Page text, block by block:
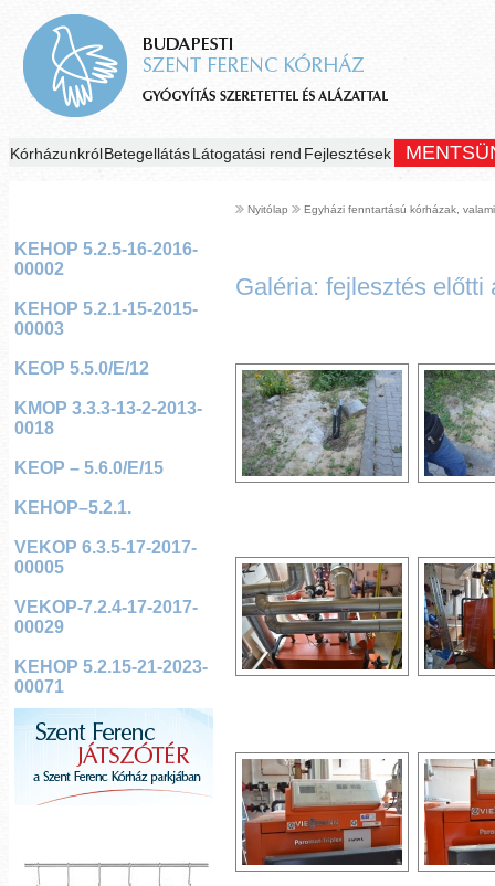
KórházunkrólBetegellátásLátogatási rend Fejlesztések
KEHOP 5.2.5-16-2016-
00002
KEHOP 5.2.1-15-2015-
00003
KEOP 5.5.0/E/12
KMOP 3.3.3-13-2-2013-
0018
KEOP – 5.6.0/E/15
KEHOP–5.2.1.
VEKOP 6.3.5-17-2017-
00005
VEKOP-7.2.4-17-2017-
00029
KEHOP 5.2.15-21-2023-
00071
Nyitólap Egyházi fenntartású kórházak,
Galéria: fejlesztés előtti